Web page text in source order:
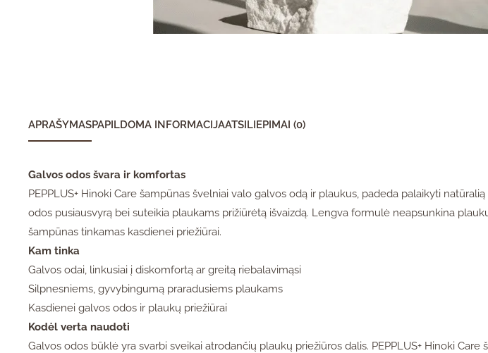
APRAŠYMASPAPILDOMA INFORMACIJAATSILIEPIMAI (0)
Galvos odos švara ir komfortas
PEPPLUS+ Hinoki Care šampūnas švelniai valo galvos odą ir plaukus, padeda palaikyti
odos pusiausvyrą bei suteikia plaukams prižiūrėtą išvaizdą. Lengva formulė neapsunkina
šampūnas tinkamas kasdienei priežiūrai.
Kam tinka
Galvos odai, linkusiai į diskomfortą ar greitą riebalavimąsi
Silpnesniems, gyvybingumą praradusiems plaukams
Kasdienei galvos odos ir plaukų priežiūrai
Kodėl verta naudoti
Galvos odos būklė yra svarbi sveikai atrodančių plaukų priežiūros dalis. PEPPLUS+ Hinoki Care